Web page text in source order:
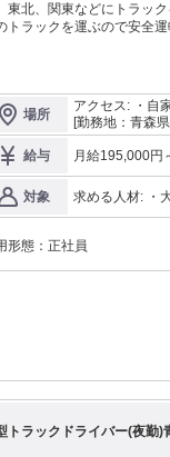
北、関東などにトラックを自走
トラックを運ぶので安全
場所
[勤務地：青森
給与
対象
求める人材: ・大型免許 ・26歳〜55歳 ※中型免許までしかなくても、やる気があれば免許取得制度もあります！
形態： 正社員
トラックドライバー(夜勤)